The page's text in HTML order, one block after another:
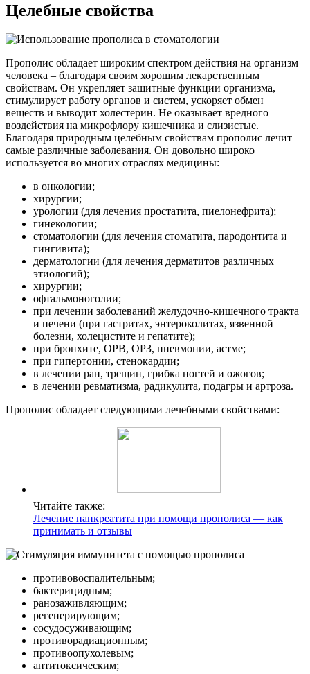
Целебные свойства
Прополис обладает широким спектром действия на организм
человека – благодаря своим хорошим лекарственным
свойствам. Он укрепляет защитные функции организма,
стимулирует работу органов и систем, ускоряет обмен
веществ и выводит холестерин. Не оказывает вредного
воздействия на микрофлору кишечника и слизистые.
Благодаря природным целебным свойствам прополис лечит
самые различные заболевания. Он довольно широко
используется во многих отраслях медицины:
в онкологии;
хирургии;
урологии (для лечения простатита, пиелонефрита);
гинекологии;
стоматологии (для лечения стоматита, пародонтита и
гингивита);
дерматологии (для лечения дерматитов различных
этиологий);
хирургии;
офтальмоноголии;
при лечении заболеваний желудочно-кишечного тракта
и печени (при гастритах, энтероколитах, язвенной
болезни, холецистите и гепатите);
при бронхите, ОРВ, ОРЗ, пневмонии, астме;
при гипертонии, стенокардии;
в лечении ран, трещин, грибка ногтей и ожогов;
в лечении ревматизма, радикулита, подагры и артроза.
Прополис обладает следующими лечебными свойствами:
Читайте также:
Лечение панкреатита при помощи прополиса — как
принимать и отзывы
противовоспалительным;
бактерицидным;
ранозаживляющим;
регенерирующим;
сосудосуживающим;
противорадиационным;
противоопухолевым;
антитоксическим;